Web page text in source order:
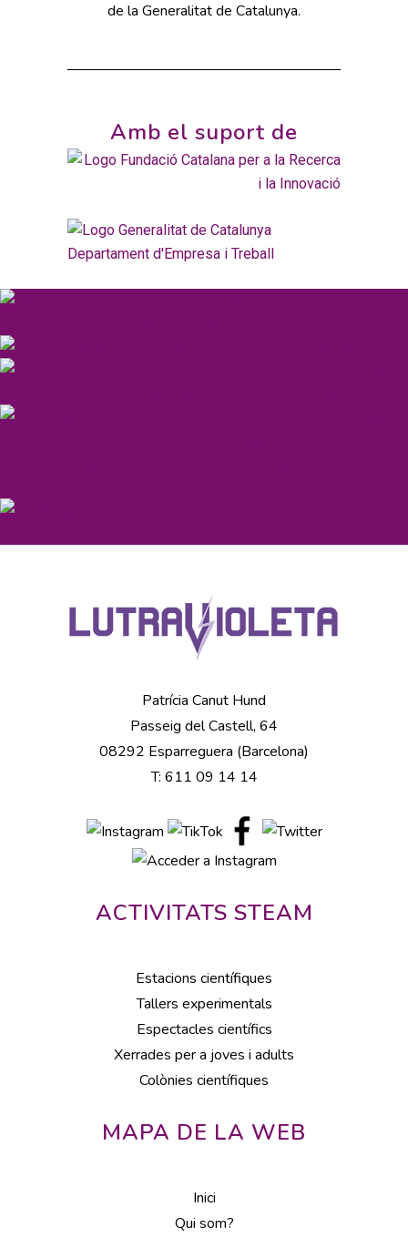
de la Generalitat de Catalunya.
Amb el suport de
Patrícia Canut Hund
Passeig del Castell, 64
08292 Esparreguera (Barcelona)
T: 611 09 14 14
ACTIVITATS STEAM
Estacions científiques
Tallers experimentals
Espectacles científics
Xerrades per a joves i adults
Colònies científiques
MAPA DE LA WEB
Inici
Qui som?